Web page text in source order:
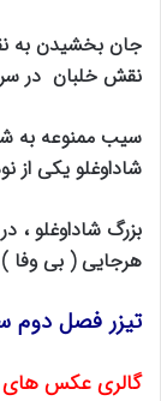
جان بخشیدن به
نقش خلبان در
سیب ممنوعه به
شاداوغلو یکی از
بزرگ شاداوغلو ،
هرجایی ( بی وفا )
تیزر فصل دوم
گالری عکس های